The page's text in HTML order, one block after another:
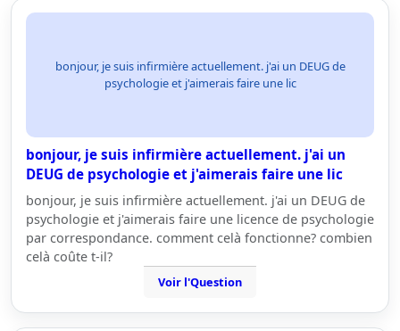
bonjour, je suis infirmière actuellement. j'ai un DEUG de
psychologie et j'aimerais faire une lic
bonjour, je suis infirmière actuellement. j'ai un
DEUG de psychologie et j'aimerais faire une lic
bonjour, je suis infirmière actuellement. j'ai un DEUG de
psychologie et j'aimerais faire une licence de psychologie
par correspondance. comment celà fonctionne? combien
celà coûte t-il?
Voir l'Question